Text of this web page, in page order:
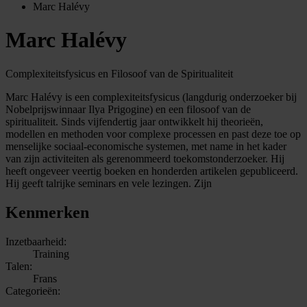
Marc Halévy
Marc Halévy
Complexiteitsfysicus en Filosoof van de Spiritualiteit
Marc Halévy is een complexiteitsfysicus (langdurig onderzoeker bij
Nobelprijswinnaar Ilya Prigogine) en een filosoof van de
spiritualiteit. Sinds vijfendertig jaar ontwikkelt hij theorieën,
modellen en methoden voor complexe processen en past deze toe op
menselijke sociaal-economische systemen, met name in het kader
van zijn activiteiten als gerenommeerd toekomstonderzoeker. Hij
heeft ongeveer veertig boeken en honderden artikelen gepubliceerd.
Hij geeft talrijke seminars en vele lezingen. Zijn
Kenmerken
Inzetbaarheid:
Training
Talen:
Frans
Categorieën: